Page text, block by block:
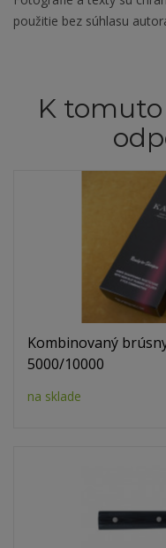
použitie bez súhlasu
K
Kombinovaný
5000/10000
na sklade